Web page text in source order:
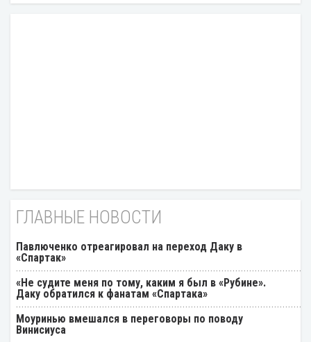
ГЛАВНЫЕ НОВОСТИ
Павлюченко отреагировал на переход Даку в
«Спартак»
«Не судите меня по тому, каким я был в «Рубине».
Даку обратился к фанатам «Спартака»
Моуринью вмешался в переговоры по поводу
Винисиуса